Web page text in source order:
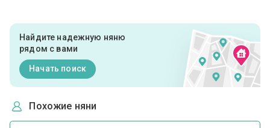
Найдите надежную няню
рядом с вами
Начать поиск
Похожие няни